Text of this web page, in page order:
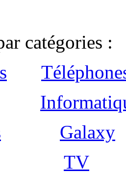
catégories :
Galaxy
TV